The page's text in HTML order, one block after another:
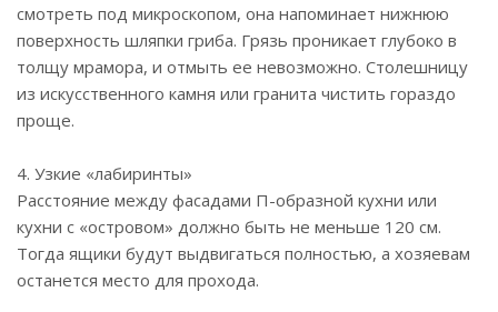
смотреть под микроскопом, она напоминает нижнюю
поверхность шляпки гриба. Грязь проникает глубоко в
толщу мрамора, и отмыть ее невозможно. Столешницу
из искусственного камня или гранита чистить гораздо
проще.
4. Узкие «лабиринты»
Расстояние между фасадами П-образной кухни или
кухни с «островом» должно быть не меньше 120 см.
Тогда ящики будут выдвигаться полностью, а хозяевам
останется место для прохода.